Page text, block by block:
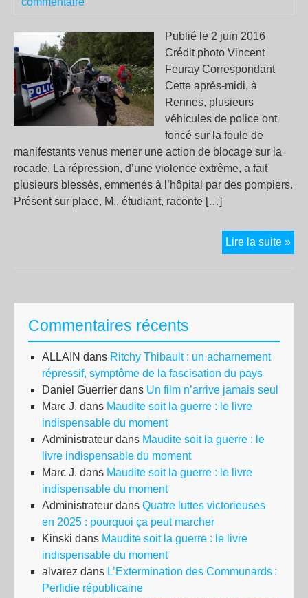
Publié le 2 juin 2016
Crédit photo Vincent
Feuray Correspondant
Cette après-midi, à
Rennes, plusieurs
véhicules de police ont
foncé sur la foule de
manifestants venus mener une action de blocage sur la
rocade. La répression, d’une violence extrême, a fait
plusieurs blessés, emmenés à l’hôpital par des pompiers.
Présent sur place, M., étudiant, raconte […]
Lire la suite »
Commentaires récents
ALLAIN dans Ritchy Thibault : un acharnement
répressif, symptôme de la fascisation du pays
Daniel Guerrier dans Un film n’arrive jamais seul
Marc J. dans Maudite soit la guerre : le livre
indispensable du moment
Administrateur dans Maudite soit la guerre : le
livre indispensable du moment
Marc J. dans Maudite soit la guerre : le livre
indispensable du moment
Administrateur dans Quatre luttes victorieuses
en 2025 : pourquoi ça peut marcher
Kinski dans Maudite soit la guerre : le livre
indispensable du moment
alvarez dans L’Extermination des Communards :
Perfidie républicaine